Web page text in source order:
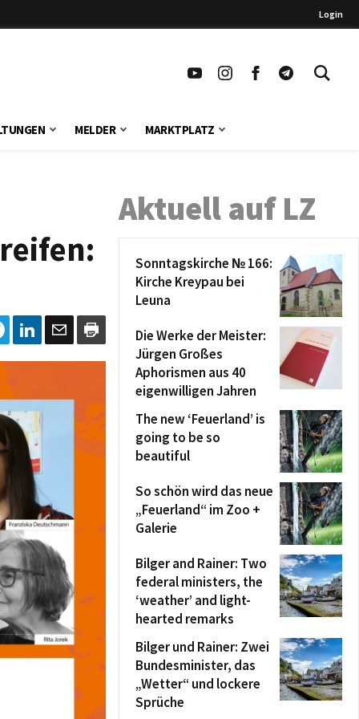
Login
MELDER MARKTPLATZ
Aktuell auf LZ
Sonntagskirche № 166:
Kirche Kreypau bei
Leuna
Die Werke der Meister:
Jürgen Großes
Aphorismen aus 40
eigenwilligen Jahren
The new ‘Feuerland’ is
going to be so
beautiful
So schön wird das neue
„Feuerland“ im Zoo +
Galerie
Bilger and Rainer: Two
federal ministers, the
‘weather’ and light-
hearted remarks
Bilger und Rainer: Zwei
Bundesminister, das
„Wetter“ und lockere
Sprüche